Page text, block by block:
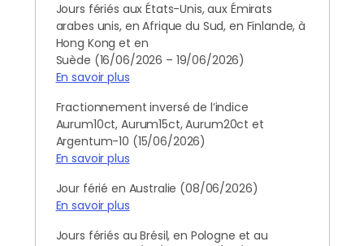
Jours fériés aux États-Unis, aux Émirats
arabes unis, en Afrique du Sud, en Finlande, à
Hong Kong et en
Suède (16/06/2026 – 19/06/2026)
En savoir plus
Fractionnement inversé de l’indice
Aurum10ct, Aurum15ct, Aurum20ct et
Argentum-10 (15/06/2026)
En savoir plus
Jour férié en Australie (08/06/2026)
En savoir plus
Jours fériés au Brésil, en Pologne et au